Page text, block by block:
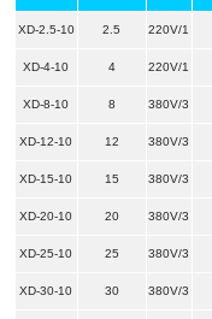
XD-2.5-10 2.5 220V/1
XD-4-10 4 220V/1
XD-8-10 8 380V/3
XD-12-10 12 380V/3
XD-15-10 15 380V/3
XD-20-10 20 380V/3
XD-25-10 25 380V/3
XD-30-10 30 380V/3